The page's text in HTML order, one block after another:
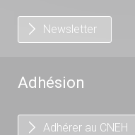
Newsletter
Adhésion
Adhérer au CNEH